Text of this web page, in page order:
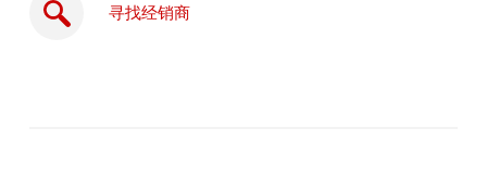
寻找经销商